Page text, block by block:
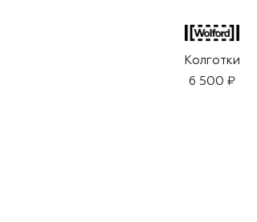
Колготки
6 500 ₽